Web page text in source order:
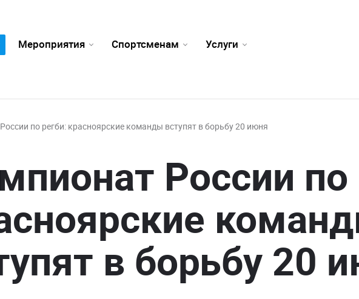
Мероприятия Спортсменам Услуги
по регби: красноярские команды вступят в борьбу 20 июня
России по
в борьбу 20